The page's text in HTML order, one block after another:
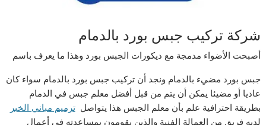
شركة تركيب جبس بورد بالدمام
أصبحت الأضواء مدمجة مع ديكورات الجبس بورد وهذا ما يعرف باسم
جبس بورد مضيء بالدمام ونجد أن تركيب جبس بورد بالدمام سواء كان
عاديا أو مضيئا يمكن أن يتم من قبل أفضل معلم جبس في الدمام
بطريقة احترافية علم بأن معلم الجبس هذا يتواصلترميم مباني الخبر
لديه فريق من العمالة الفنية والذين يقومون بمساعدته في أعمال